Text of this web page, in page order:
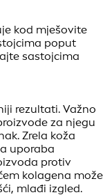
kod mješovite
poput
sastojcima
rezultati. Važno
za njegu
Zrela koža
uporaba
protiv
kolagena može
mlađi izgled.